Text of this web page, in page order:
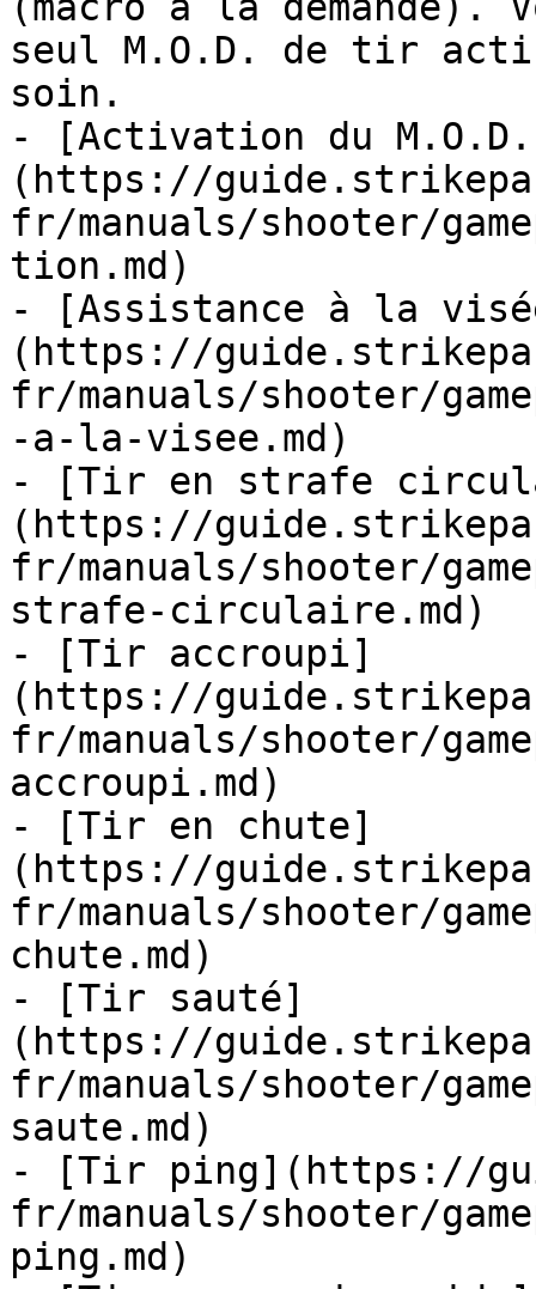
seul M.O.D. de tir
soin.
- [Activation du
(https://
fr/manuals/shooter/
tion.md)
- [Assistance à la
(https://
fr/manuals/shooter/
-a-la-visee.md)
- [Tir en strafe
(https://
fr/manuals/shooter/
strafe-circulaire.md)
- [Tir accroupi]
(https://
fr/manuals/shooter/
accroupi.md)
- [Tir en chute]
(https://
fr/manuals/shooter/
chute.md)
- [Tir sauté]
(https://
fr/manuals/shooter/
saute.md)
- [Tir ping](https://
fr/manuals/shooter/
ping.md)